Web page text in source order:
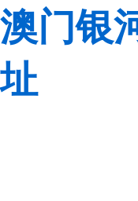
澳门银
址